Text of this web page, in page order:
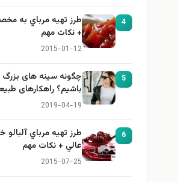
4
طرز تهيه مرباي به
+ نكات مهم
2015-01-12
5
چگونه سینه های بزرگ
باشیم؟ راهکارهای
برای بزرگ کردن سینه
2019-04-19
6
طرز تهيه مرباي
عالي + نكات مهم
2015-07-25